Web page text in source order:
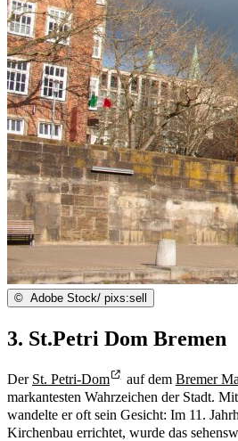
© Adobe Stock/ pixs:sell
3. St.Petri Dom Bremen
Der St. Petri-Dom auf dem Bremer
markantesten Wahrzeichen der Stadt.
wandelte er oft sein Gesicht: Im 11.
Kirchenbau errichtet, wurde das